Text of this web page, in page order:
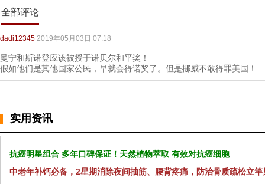
全部评论
dadi12345 2019年05月03日 07:18
曼宁和斯诺登应该被授于诺贝尔和平奖！
假如他们是其他国家公民，早就会得诺奖了。但是挪威不敢得罪美国！
实用资讯
抗癌明星组合 多年口碑保证！天然植物萃取 有效对抗癌细胞
中老年补钙必备，2星期消除夜间抽筋、腰背疼痛，防治骨质疏松立竿